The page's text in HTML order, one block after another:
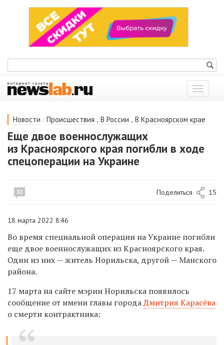
Показать
меню
Новости / Происшествия , В России , В Красноярском крае
Еще двое военнослужащих
из Красноярского края погибли в ходе
спецоперации на Украине
33 Поделиться 15
18 марта 2022 8:46
Во время специальной операции на Украине погибли
еще двое военнослужащих из Красноярского края.
Один из них — житель Норильска, другой — Манского
района.
17 марта на сайте мэрии Норильска появилось
сообщение от имени главы городаДмитрия Карасёва
о смерти контрактника: